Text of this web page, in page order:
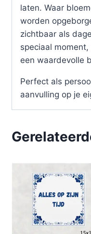
laten. Waar
worden
zichtbaar als
speciaal
een waardevolle
Perfect als
aanvulling op je